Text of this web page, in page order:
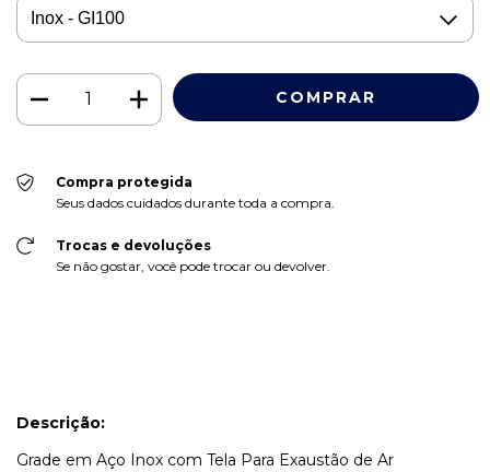
Compra protegida
Seus dados cuidados durante toda a compra.
Trocas e devoluções
Se não gostar, você pode trocar ou devolver.
Descrição:
Grade em Aço Inox com Tela Para Exaustão de Ar